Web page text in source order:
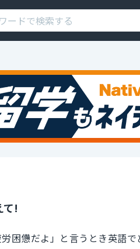
て!
困憊だよ」と言うとき英語で